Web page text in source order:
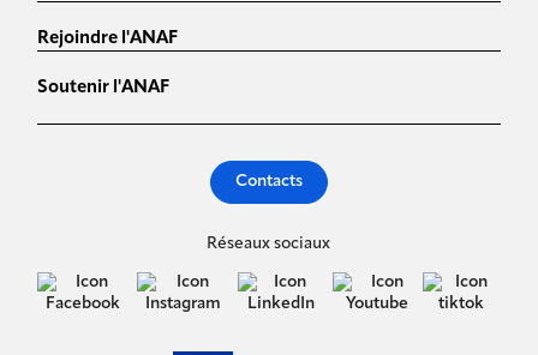
Rejoindre l'ANAF
Soutenir l'ANAF
Contacts
Réseaux sociaux